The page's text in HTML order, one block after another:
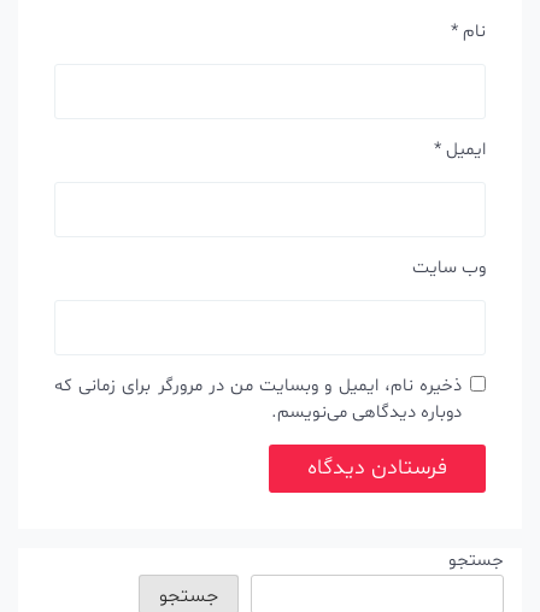
ایمیل*
وب‌ سایت
ذخیره نام، ایمیل و وبسایت من در مرورگر برای زمانی که
دوباره دیدگاهی می‌نویسم.
جستجو
جستجو